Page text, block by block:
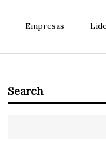
Empresas
Search